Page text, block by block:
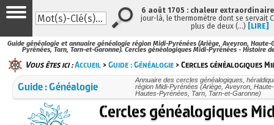
Guide généalogie et annuaire généalogie région Midi-Pyrénées (Ariège, Aveyron, Haute-
Pyrénées, Tarn, Tarn-et-Garonne). Cercles généalogiques Midi-Pyrénées - Histoire
Vous êtes ici :Accueil >Guide : Généalogie > Cercles généalogiques
Guide : Généalogie
Annuaire des cercles généalogiques,
région Midi-Pyrénées (Ariège, Aveyron,
Hautes-Pyrénées, Tarn, Tarn-et-Garonne)
Cercles généalogiques
6 août 1705 : chaleur
jour-là, le thermomètre dont se servait
plus de deux (…) [LIRE]